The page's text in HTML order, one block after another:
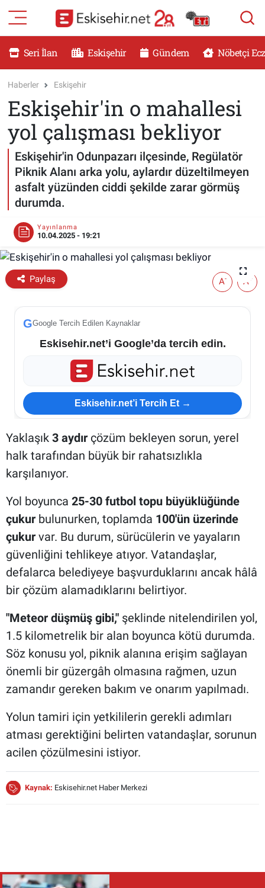
Seri İlan Eskişehir Gündem Nöbetçi
Haberler Eskişehir
Eskişehir'in o mahallesi
yol çalışması bekliyor
Eskişehir'in Odunpazarı ilçesinde, Regülatör
Piknik Alanı arka yolu, aylardır düzeltilmeyen
asfalt yüzünden ciddi şekilde zarar görmüş
durumda.
Yayınlanma
10.04.2025 - 19:21
Paylaş A- A +
GGoogle Tercih Edilen Kaynaklar
Eskisehir.net’i Google’da tercih edin.
Eskisehir.net’i Tercih Et →
Yaklaşık 3 aydır çözüm bekleyen sorun, yerel
halk tarafından büyük bir rahatsızlıkla
karşılanıyor.
Yol boyunca 25-30 futbol topu büyüklüğünde
çukur bulunurken, toplamda 100'ün üzerinde
çukur var. Bu durum, sürücülerin ve yayaların
güvenliğini tehlikeye atıyor. Vatandaşlar,
defalarca belediyeye başvurduklarını ancak hâlâ
bir çözüm alamadıklarını belirtiyor.
"Meteor düşmüş gibi," şeklinde nitelendirilen yol,
1.5 kilometrelik bir alan boyunca kötü durumda.
Söz konusu yol, piknik alanına erişim sağlayan
önemli bir güzergâh olmasına rağmen, uzun
zamandır gereken bakım ve onarım yapılmadı.
Yolun tamiri için yetkililerin gerekli adımları
atması gerektiğini belirten vatandaşlar, sorunun
acilen çözülmesini istiyor.
Kaynak: Eskisehir.net Haber Merkezi
RESMİ İLANLAR
DÜNYA
SAĞLIK
MAGAZİN
KADIN
TEKNOLOJİ
YEMEK
ESKİŞEHİR NÖBETÇİ ECZANELER
Eskişehir Haber İçerikleri
Eskişehir Hava Durumu
Eskişehir Tramvay Saatleri
Eskişehir Otobüs Saatleri
Eskişehir Nöbetçi Eczaneler
Eskişehir Namaz Vakitleri
Eskişehir Trafik Yoğunluk Haritası
Süper Lig Puan Durumu ve Fikstür
Tüm Manşetler
Son Dakika Haberleri
Haber Arşivi